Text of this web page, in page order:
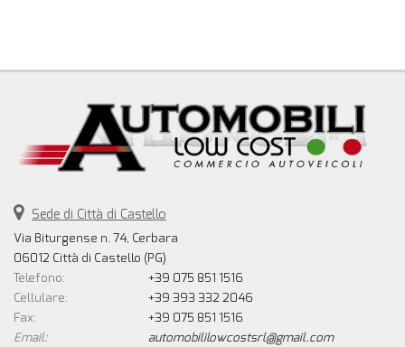
Sede di Città di Castello
Via Biturgense n. 74, Cerbara
06012 Città di Castello (PG)
Telefono:
+39 075 851 1516
Cellulare:
+39 393 332 2046
Fax:
+39 075 851 1516
Email:
automobililowcostsrl@gmail.com